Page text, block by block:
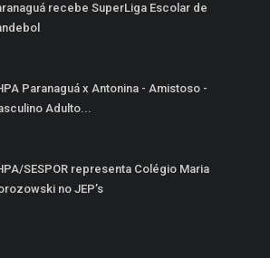
recebe SuperLiga Escolar de
Paranaguá x Antonina - Amistoso -
Adulto...
SESPOR representa Colégio Maria
no JEP’s